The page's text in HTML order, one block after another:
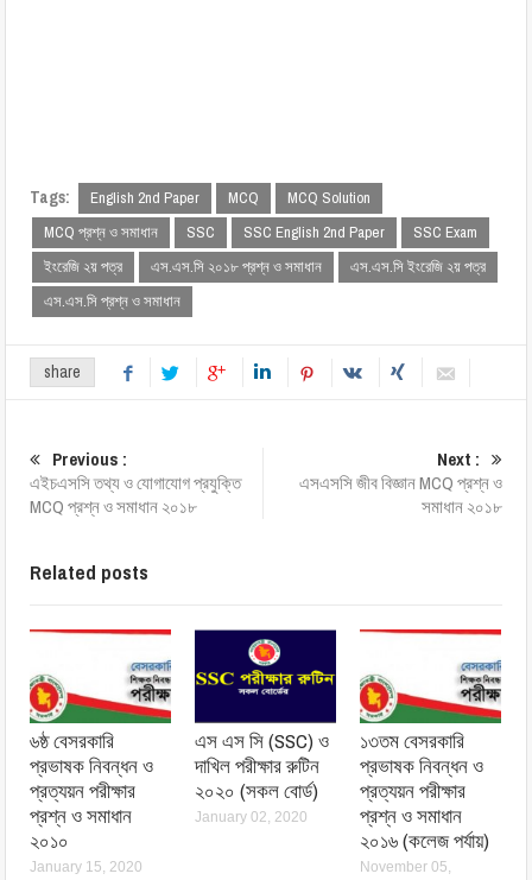
Tags: English 2nd Paper MCQ
MCQ Solution
MCQ প্রশ্ন ও সমাধান
SSC SSC English 2nd Paper
SSC Exam
ইংরেজি ২য় পত্র
এস.এস.সি ২০১৮ প্রশ্ন ও সমাধান
এস.এস.সি ইংরেজি ২য় পত্র
এস.এস.সি প্রশ্ন ও সমাধান
share
Previous :
এইচএসসি তথ্য ও যোগাযোগ প্রযুক্তি
MCQ প্রশ্ন ও সমাধান ২০১৮
Next :
এসএসসি জীব বিজ্ঞান MCQ প্রশ্ন ও
সমাধান ২০১৮
Related posts
৬ষ্ঠ বেসরকারি
প্রভাষক নিবন্ধন ও
প্রত্যয়ন পরীক্ষার
প্রশ্ন ও সমাধান
২০১০
January 15, 2020
এস এস সি (SSC) ও
দাখিল পরীক্ষার রুটিন
২০২০ (সকল বোর্ড)
January 02, 2020
১৩তম বেসরকারি
প্রভাষক নিবন্ধন ও
প্রত্যয়ন পরীক্ষার
প্রশ্ন ও সমাধান
২০১৬ (কলেজ পর্যায়)
November 05,